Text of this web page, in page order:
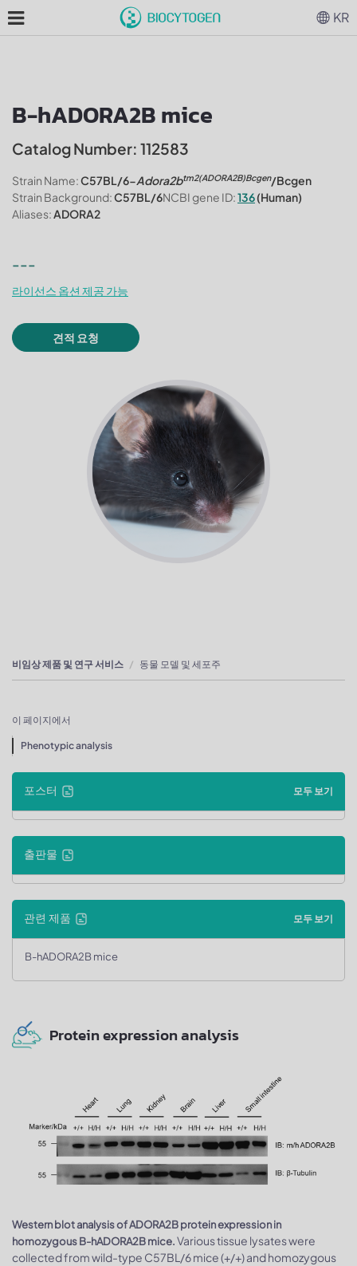
B-hADORA2B mice
Catalog Number: 112583
Strain Name:C57BL/6-Adora2btm2(ADORA2B)Bcgen/Bcgen
Strain Background:C57BL/6NCBI gene ID:136(Human)
Aliases:ADORA2
---
라이선스 옵션 제공 가능
견적 요청
비임상 제품 및 연구 서비스 동물 모델 및 세포주
이 페이지에서
Phenotypic analysis
포스터 모두 보기
출판물
관련 제품 모두 보기
B-hADORA2B mice
Protein expression analysis
Western blot analysis of ADORA2B protein expression in
homozygous B-hADORA2B mice.Various tissue lysates were
collected from wild-type C57BL/6 mice (+/+) and homozygous
KR